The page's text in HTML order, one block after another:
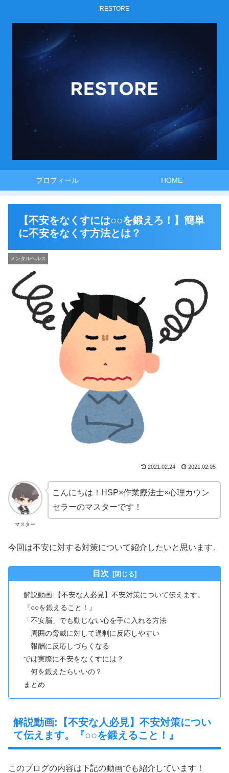
RESTORE
プロフィール HOME
【不安をなくすには○○を鍛えろ！】簡単
に不安をなくす方法とは？
メンタルヘルス
2021.02.24 2021.02.05
マスター
こんにちは！HSP×作業療法士×心理カウン
セラーのマスターです！
今回は不安に対する対策について紹介したいと思います。
目次
解説動画:【不安な人必見】不安対策について伝えます。
『○○を鍛えること！』
「不安脳」でも動じない心を手に入れる方法
周囲の脅威に対して過剰に反応しやすい
報酬に反応しづらくなる
では実際に不安をなくすには？
何を鍛えたらいいの？
まとめ
解説動画:【不安な人必見】不安対策につい
て伝えます。『○○を鍛えること！』
このブログの内容は下記の動画でも紹介しています！